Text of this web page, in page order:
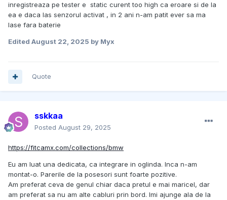
inregistreaza pe tester e static curent too high ca eroare si de la
ea e daca las senzorul activat , in 2 ani n-am patit ever sa ma
lase fara baterie
Edited August 22, 2025 by Myx
Quote
sskkaa
Posted August 29, 2025
https://fitcamx.com/collections/bmw
Eu am luat una dedicata, ca integrare in oglinda. Inca n-am
montat-o. Parerile de la posesori sunt foarte pozitive.
Am preferat ceva de genul chiar daca pretul e mai maricel, dar
am preferat sa nu am alte cabluri prin bord. Imi ajunge ala de la